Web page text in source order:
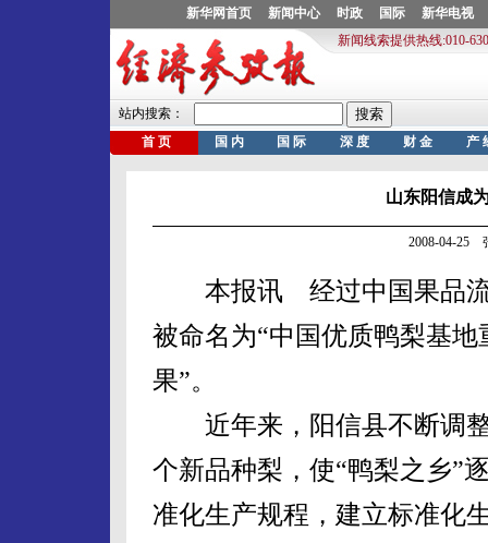
山东阳信成
2008-04-25
本报讯 经过中国果品流
被命名为“中国优质鸭梨基
果”。
近年来，阳信县不断调整
个新品种梨，使“鸭梨之乡”
准化生产规程，建立标准化